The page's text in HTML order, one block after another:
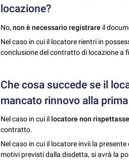
locazione?
No,non è necessario registrare il
Nel caso in cui il locatore rientri in
conclusione del contratto di locazione a
Che cosa succede se il
mancato rinnovo alla
Nel caso in cui il locatore non rispettasse
contratto.
Nel caso in cui il locatore invii la
motivi previsti dalla disdetta, si avrà la